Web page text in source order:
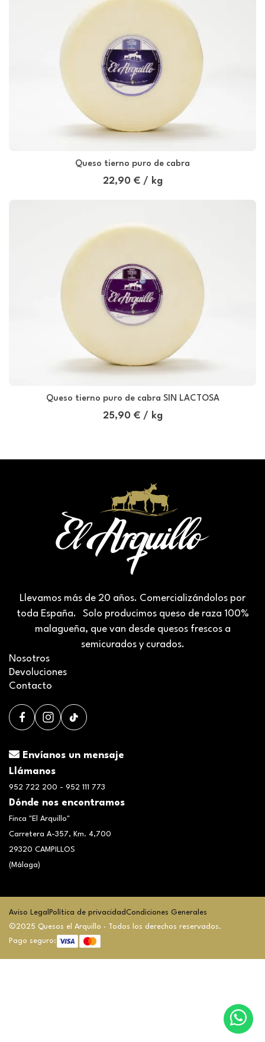
Queso tierno puro de cabra
22,90 € / kg
Queso tierno puro de cabra SIN LACTOSA
25,90 € / kg
Nosotros
Devoluciones
Contacto
Llevamos más de 20 años. Comercializándolos por
toda España. Solo producimos queso de raza 100%
malagueña, que van desde quesos frescos a
semicurados y curados.
Envíanos un mensaje
Llámanos
952 722 200 - 952 111 773
Dónde nos encontramos
Finca "El Arquillo"
Carretera A-357, Km. 4,700
29320 CAMPILLOS
(Málaga)
Aviso Legal Política de privacidadCondiciones Generales
©2025 Quesos el Arquillo · Todos los derechos reservados.
Pago seguro: